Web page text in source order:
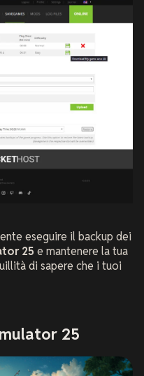
eseguire il backup dei
25 e mantenere la tua
di sapere che i tuoi
25